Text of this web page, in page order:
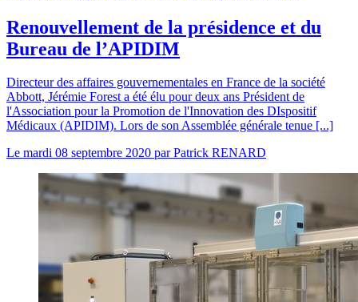
Renouvellement de la présidence et du
Bureau de l’APIDIM
Directeur des affaires gouvernementales en France de la société
Abbott, Jérémie Forest a été élu pour deux ans Président de
l'Association pour la Promotion de l'Innovation des DIspositif
Médicaux (APIDIM). Lors de son Assemblée générale tenue [...]
Le mardi 08 septembre 2020 parPatrick RENARD